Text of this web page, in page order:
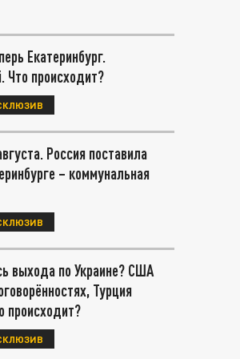
Екатеринбург.
Что происходит?
Россия поставила
– коммунальная
выхода по Украине? США
Турция
происходит?